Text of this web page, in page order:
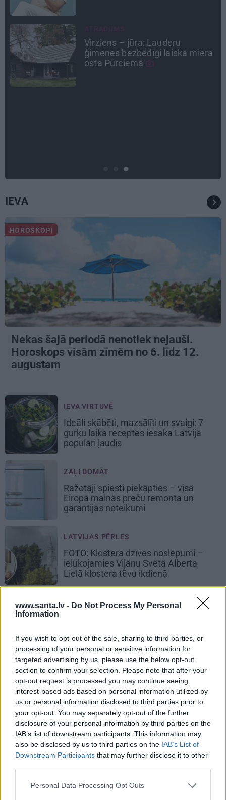
www.santa.lv - Do Not Process My Personal
Information
If you wish to opt-out of the sale, sharing to third parties, or
processing of your personal or sensitive information for
targeted advertising by us, please use the below opt-out
section to confirm your selection. Please note that after your
opt-out request is processed you may continue seeing
interest-based ads based on personal information utilized by
us or personal information disclosed to third parties prior to
your opt-out. You may separately opt-out of the further
disclosure of your personal information by third parties on the
IAB’s list of downstream participants. This information may
also be disclosed by us to third parties on the IAB’s List of
Downstream Participants that may further disclose it to other
Personal Data Processing Opt Outs
«Manā kabinetā bijusi teju visa
Liepāja.» Ārste Ingrīda
Gardovska par vairāk nekā 50
IEVA
HOROSKOPI
Nekas šajā periodā nenotiek nejauši.
Horoskops visām zīmēm no 6. līdz 12.
augustam
IEVA VIRTUVĒ
Ideāli skābēti, mazsālīti un svaigi: 7
gurķu laika receptes iesaka Latvijā
populāri ļaudis
ZAĻI DOMĀT
Ražotāji spiesti piekāpties – visā
Eiropā mainās preču remonta un
garantijas noteikumi
LATVIJAS PĒRLES
FOTO: Klostera dzīves noslēpumi –
ielūkojamies Viļānu Svētā Alberta
Lielā klostera tēvu ikdienā
ZIŅAS
dzīvē